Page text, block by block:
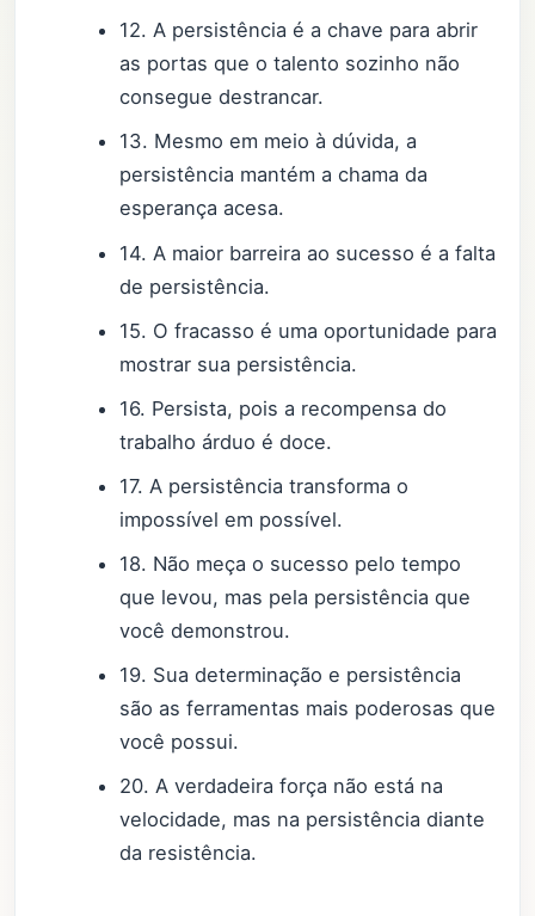
12. A persistência é a chave para abrir
as portas que o talento sozinho não
consegue destrancar.
13. Mesmo em meio à dúvida, a
persistência mantém a chama da
esperança acesa.
14. A maior barreira ao sucesso é a falta
de persistência.
15. O fracasso é uma oportunidade para
mostrar sua persistência.
16. Persista, pois a recompensa do
trabalho árduo é doce.
17. A persistência transforma o
impossível em possível.
18. Não meça o sucesso pelo tempo
que levou, mas pela persistência que
você demonstrou.
19. Sua determinação e persistência
são as ferramentas mais poderosas que
você possui.
20. A verdadeira força não está na
velocidade, mas na persistência diante
da resistência.